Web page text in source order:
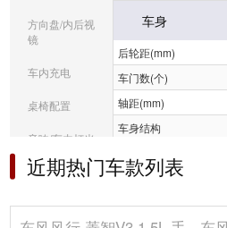
方向盘/内后视
镜
车内充电
桌椅配置
音响/车内灯光
冰箱/空调
选装包
车身
后轮距(mm)
车门数(个)
轴距(mm)
车身结构
宽度(mm)
长度(mm)
近期热门车款列表